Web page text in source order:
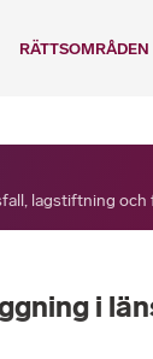
RÄTTSOMRÅDEN
lagstiftning
i